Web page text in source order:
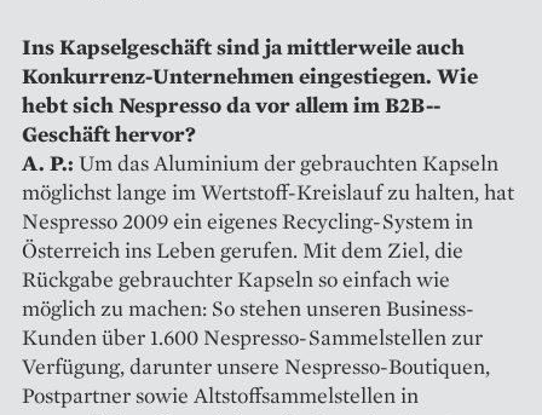
Ins Kapselgeschäft sind ja mittler­weile auch
Konkurrenz-Unter­nehmen eingestiegen. Wie
hebt sich Nespresso da vor allem im B2B-­
Geschäft hervor?
A. P.: Um das Aluminium der gebrauchten Kapseln
möglichst lange im Wertstoff-Kreislauf zu halten, hat
Nespresso 2009 ein eigenes Recycling-System in
Österreich ins Leben gerufen. Mit dem Ziel, die
Rückgabe gebrauchter Kapseln so einfach wie
möglich zu machen: So stehen unseren Business-
Kunden über 1.600 Nespresso-­Sammelstellen zur
Verfügung, darunter unsere Nespresso-­Boutiquen,
Postpartner sowie Altstoffsammelstellen in